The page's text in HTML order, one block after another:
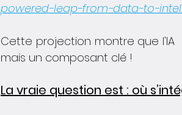
powered-leap-from-data-to-
Cette projection montre que l'IA
mais un composant clé !
La vraie question est : où